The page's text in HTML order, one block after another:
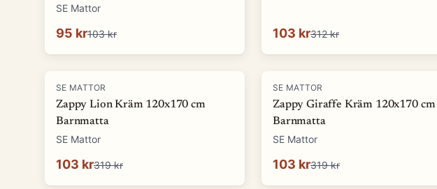
SE Mattor
95 kr103 kr 103 kr312 kr
-68%
SE MATTOR
Zappy Lion Kräm 120x170 cm
Barnmatta
SE Mattor
103 kr319 kr
-68%
SE MATTOR
Zappy Giraffe Kräm 120x170 cm
Barnmatta
SE Mattor
103 kr319 kr